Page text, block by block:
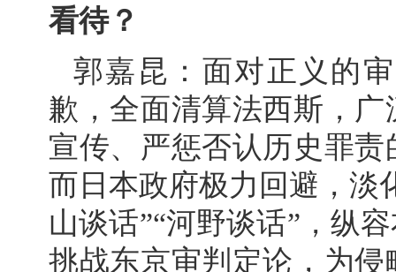
看待？
郭嘉昆：面对正义的
歉，全面清算法西斯，
宣传、严惩否认历史罪
而日本政府极力回避，淡
山谈话”“河野谈话”，纵
挑战东京审判定论，为